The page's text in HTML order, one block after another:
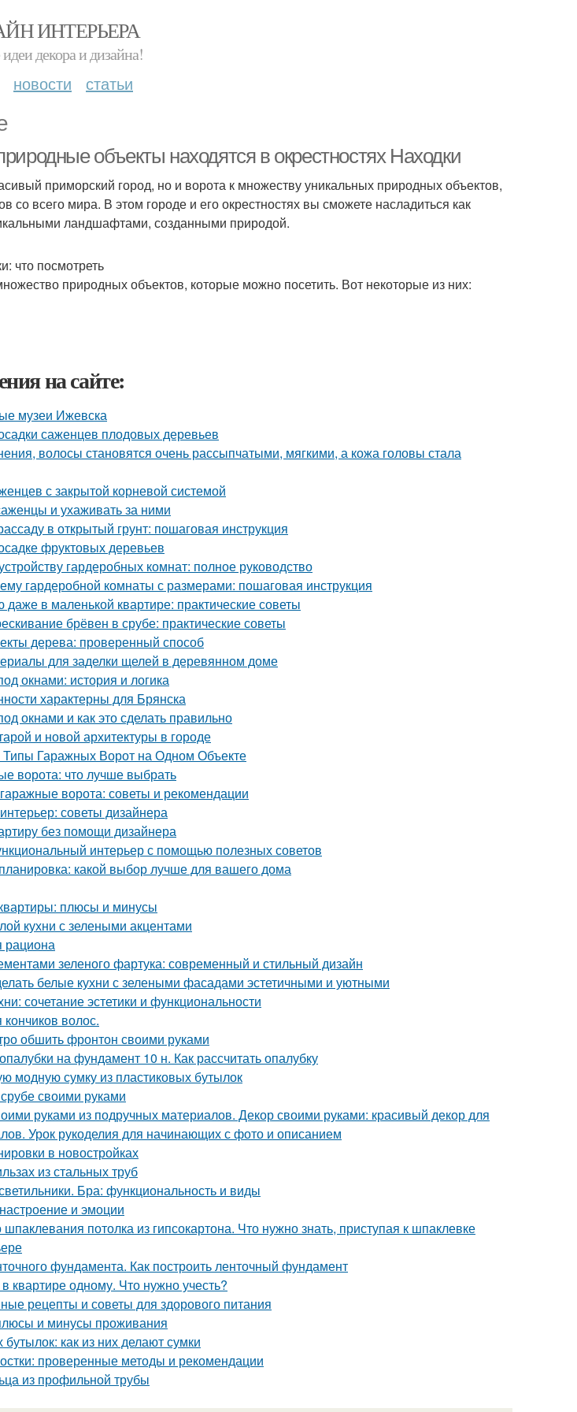
ИНТЕРЬЕРА
декора и дизайна!
новости статьи
объекты находятся в окрестностях Находки
приморский город, но и ворота к множеству уникальных природных объектов,
со всего мира. В этом городе и его окрестностях вы сможете насладиться как
ландшафтами, созданными природой.
что посмотреть
природных объектов, которые можно посетить. Вот некоторые из них:
на сайте:
музеи Ижевска
саженцев плодовых деревьев
волосы становятся очень рассыпчатыми, мягкими, а кожа головы стала
с закрытой корневой системой
и ухаживать за ними
в открытый грунт: пошаговая инструкция
фруктовых деревьев
гардеробных комнат: полное руководство
гардеробной комнаты с размерами: пошаговая инструкция
даже в маленькой квартире: практические советы
брёвен в срубе: практические советы
дерева: проверенный способ
для заделки щелей в деревянном доме
окнами: история и логика
характерны для Брянска
окнами и как это сделать правильно
и новой архитектуры в городе
Гаражных Ворот на Одном Объекте
ворота: что лучше выбрать
ворота: советы и рекомендации
советы дизайнера
без помощи дизайнера
интерьер с помощью полезных советов
какой выбор лучше для вашего дома
плюсы и минусы
кухни с зелеными акцентами
рациона
зеленого фартука: современный и стильный дизайн
белые кухни с зелеными фасадами эстетичными и уютными
сочетание эстетики и функциональности
волос.
обшить фронтон своими руками
на фундамент 10 н. Как рассчитать опалубку
модную сумку из пластиковых бутылок
своими руками
руками из подручных материалов. Декор своими руками: красивый декор для
Урок рукоделия для начинающих с фото и описанием
в новостройках
из стальных труб
Бра: функциональность и виды
и эмоции
потолка из гипсокартона. Что нужно знать, приступая к шпаклевке
фундамента. Как построить ленточный фундамент
квартире одному. Что нужно учесть?
рецепты и советы для здорового питания
и минусы проживания
как из них делают сумки
проверенные методы и рекомендации
из профильной трубы